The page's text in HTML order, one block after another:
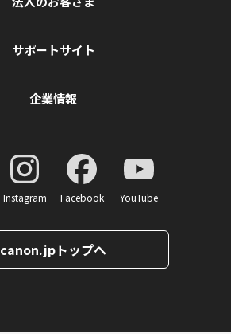
サポートサイト
企業情報
Instagram Facebook YouTube
canon.jpトップへ